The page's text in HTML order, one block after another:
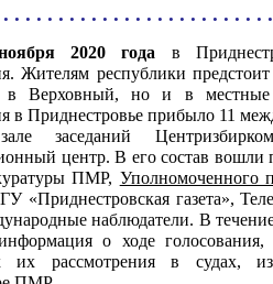
. . . . . . . . . . . . . . . . . . . . . .
2020 года в
Жителям республики предстоит
в Верховный, но и в
в Приднестровье прибыло 11
заседаний
центр. В его состав вошли
ПМР, Уполномоченного
«Приднестровская газета»,
наблюдатели. В
информация о ходе
их рассмотрения в судах,